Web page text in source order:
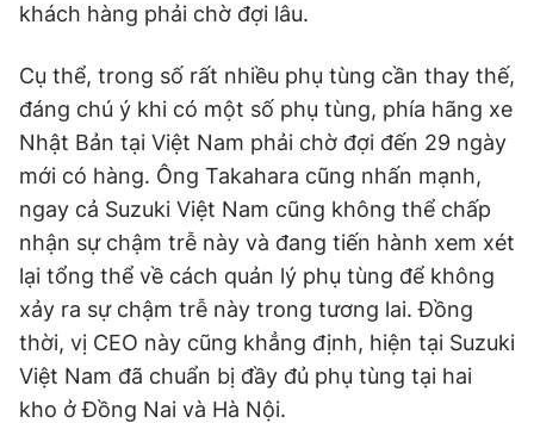
khách hàng phải chờ đợi lâu.
Cụ thể, trong số rất nhiều phụ tùng cần thay thế,
đáng chú ý khi có một số phụ tùng, phía hãng xe
Nhật Bản tại Việt Nam phải chờ đợi đến 29 ngày
mới có hàng. Ông Takahara cũng nhấn mạnh,
ngay cả Suzuki Việt Nam cũng không thể chấp
nhận sự chậm trễ này và đang tiến hành xem xét
lại tổng thể về cách quản lý phụ tùng để không
xảy ra sự chậm trễ này trong tương lai. Đồng
thời, vị CEO này cũng khẳng định, hiện tại Suzuki
Việt Nam đã chuẩn bị đầy đủ phụ tùng tại hai
kho ở Đồng Nai và Hà Nội.